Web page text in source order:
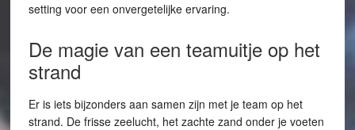
setting voor een onvergetelijke ervaring.
De magie van een teamuitje op het
strand
Er is iets bijzonders aan samen zijn met je team op het
strand. De frisse zeelucht, het zachte zand onder je voeten